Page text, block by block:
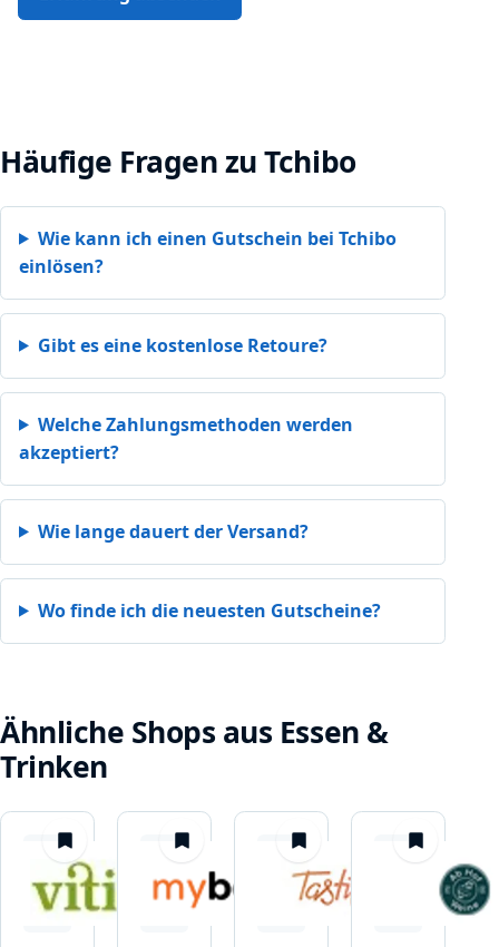
Häufige Fragen zu Tchibo
Wie kann ich einen Gutschein bei Tchibo
einlösen?
Gibt es eine kostenlose Retoure?
Welche Zahlungsmethoden werden
akzeptiert?
Wie lange dauert der Versand?
Wo finde ich die neuesten Gutscheine?
Ähnliche Shops aus Essen &
Trinken
merken merken merken merken